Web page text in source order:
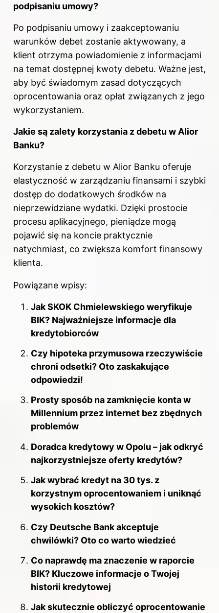
podpisaniu umowy?
Po podpisaniu umowy i zaakceptowaniu
warunków debet zostanie aktywowany, a
klient otrzyma powiadomienie z informacjami
na temat dostępnej kwoty debetu. Ważne jest,
aby być świadomym zasad dotyczących
oprocentowania oraz opłat związanych z jego
wykorzystaniem.
Jakie są zalety korzystania z debetu w Alior
Banku?
Korzystanie z debetu w Alior Banku oferuje
elastyczność w zarządzaniu finansami i szybki
dostęp do dodatkowych środków na
nieprzewidziane wydatki. Dzięki prostocie
procesu aplikacyjnego, pieniądze mogą
pojawić się na koncie praktycznie
natychmiast, co zwiększa komfort finansowy
klienta.
Powiązane wpisy:
Jak SKOK Chmielewskiego weryfikuje
BIK? Najważniejsze informacje dla
kredytobiorców
Czy hipoteka przymusowa rzeczywiście
chroni odsetki? Oto zaskakujące
odpowiedzi!
Prosty sposób na zamknięcie konta w
Millennium przez internet bez zbędnych
problemów
Doradca kredytowy w Opolu – jak odkryć
najkorzystniejsze oferty kredytów?
Jak wybrać kredyt na 30 tys. z
korzystnym oprocentowaniem i uniknąć
wysokich kosztów?
Czy Deutsche Bank akceptuje
chwilówki? Oto co warto wiedzieć
Co naprawdę ma znaczenie w raporcie
BIK? Kluczowe informacje o Twojej
historii kredytowej
Jak skutecznie obliczyć oprocentowanie